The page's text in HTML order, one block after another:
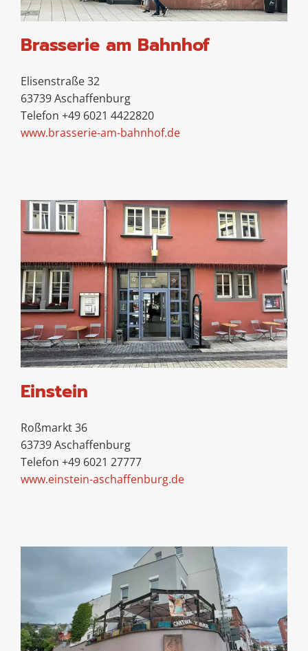
Brasserie am Bahnhof
Elisenstraße 32
63739 Aschaffenburg
Telefon +49 6021 4422820
www.brasserie-am-bahnhof.de
Einstein
Roßmarkt 36
63739 Aschaffenburg
Telefon +49 6021 27777
www.einstein-aschaffenburg.de